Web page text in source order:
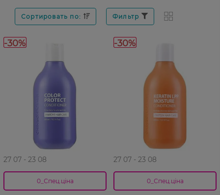
Сортировать по: Фильтр
-30%
27 07 - 23 08
0_Спец.ціна
-30%
27 07 - 23 08
0_Спец.ціна